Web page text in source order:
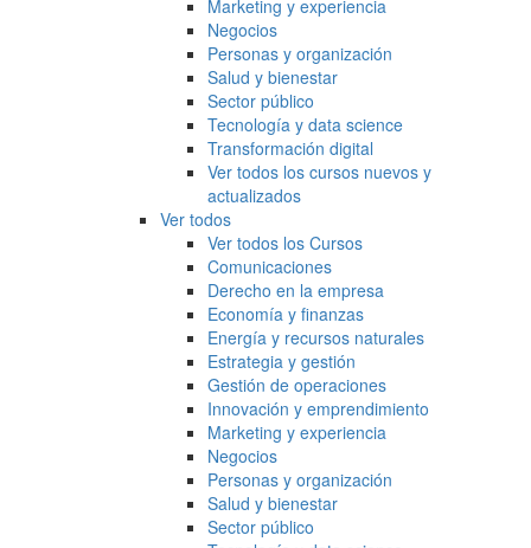
Marketing y experiencia
Negocios
Personas y organización
Salud y bienestar
Sector público
Tecnología y data science
Transformación digital
Ver todos los cursos nuevos y
actualizados
Ver todos
Ver todos los Cursos
Comunicaciones
Derecho en la empresa
Economía y finanzas
Energía y recursos naturales
Estrategia y gestión
Gestión de operaciones
Innovación y emprendimiento
Marketing y experiencia
Negocios
Personas y organización
Salud y bienestar
Sector público